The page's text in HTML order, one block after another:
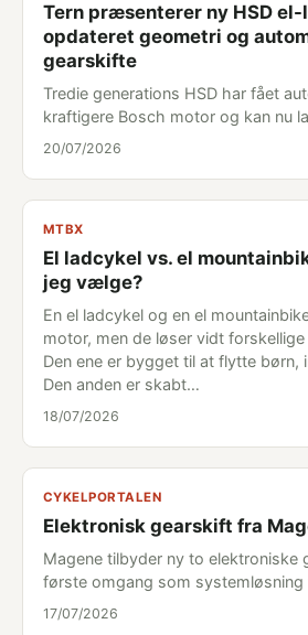
Tern præsenterer ny HSD
opdateret geometri og
gearskifte
Tredie generations HSD har fået
kraftigere Bosch motor og kan nu
20/07/2026
MTBX
El ladcykel vs. el
jeg vælge?
En el ladcykel og en el
motor, men de løser vidt
Den ene er bygget til at flytte børn,
Den anden er skabt…
18/07/2026
CYKELPORTALEN
Elektronisk gearskift fra
Magene tilbyder ny to elektroniske
første omgang som systemløsning
17/07/2026